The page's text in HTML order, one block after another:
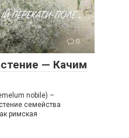
0
— Качим
nobile) –
семейства
римская